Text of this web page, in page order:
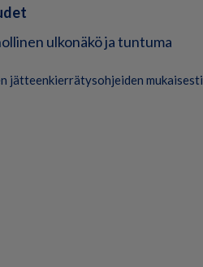
ulkonäkö ja tuntuma
jätteenkierrätysohjeiden mukaisesti